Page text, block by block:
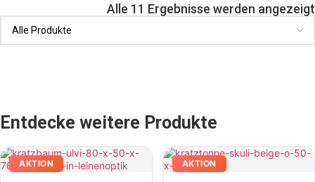
Alle 11 Ergebnisse werden angezeigt
Entdecke weitere Produkte
AKTION AKTION